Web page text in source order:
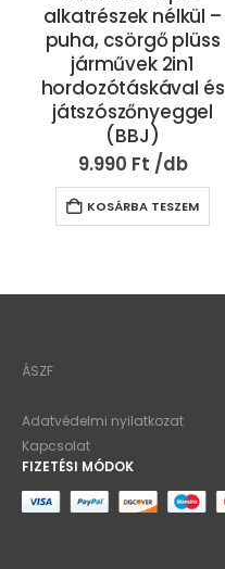
alkatrészek nélkül –
puha, csörgő plüss
járművek 2in1
hordozótáskával és
játszószőnyeggel
(BBJ)
9.990 Ft
KOSÁRBA TESZEM
ÁSZF
Adatvédelmi nyilatkozat
Kapcsolat
FIZETÉSI MÓDOK